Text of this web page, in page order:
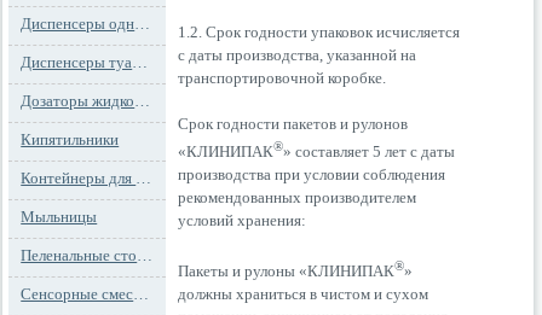
Диспенсеры одноразовых сидений на унитаз
Диспенсеры туалетной бумаги
Дозаторы жидкого мыла
Кипятильники
Контейнеры для мусора
Мыльницы
Пеленальные столы и детские сидения
Сенсорные смесители
1.2. Срок годности упаковок исчисляется
с даты производства, указанной на
транспортировочной коробке.
Срок годности пакетов и рулонов
«КЛИНИПАК®» составляет 5 лет с даты
производства при условии соблюдения
рекомендованных производителем
условий хранения:
Пакеты и рулоны «КЛИНИПАК®»
должны храниться в чистом и сухом